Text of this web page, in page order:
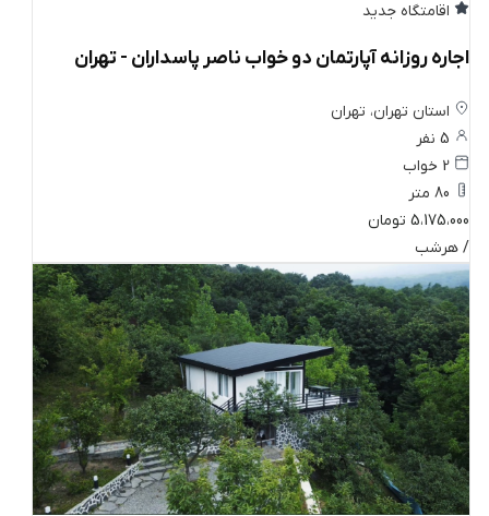
اقامتگاه جدید
اجاره روزانه آپارتمان دو خواب ناصر پاسداران - تهران
استان تهران، تهران
5،175،000 تومان
/ هرشب